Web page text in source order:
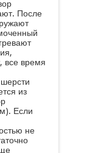
После
все время
из
Если
не